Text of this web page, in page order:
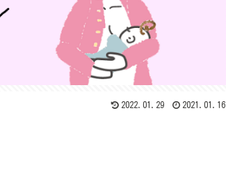
2022.01.29 2021.01.16